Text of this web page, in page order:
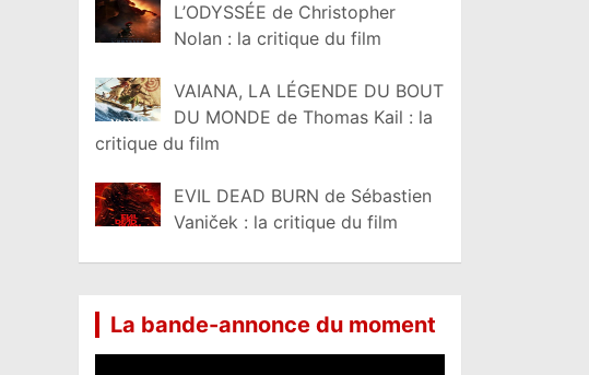
L’ODYSSÉE de Christopher
Nolan : la critique du film
VAIANA, LA LÉGENDE DU BOUT
DU MONDE de Thomas Kail : la
critique du film
EVIL DEAD BURN de Sébastien
Vaniček : la critique du film
La bande-annonce du moment